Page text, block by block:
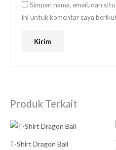
Simpan nama, email, dan
ini untuk komentar saya
Produk Terkait
T-Shirt Dragon Ball